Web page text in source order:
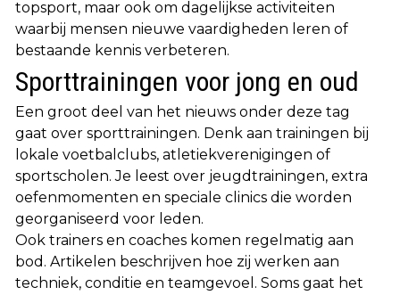
topsport, maar ook om dagelijkse activiteiten
waarbij mensen nieuwe vaardigheden leren of
bestaande kennis verbeteren.
Sporttrainingen voor jong en oud
Een groot deel van het nieuws onder deze tag
gaat over sporttrainingen. Denk aan trainingen bij
lokale voetbalclubs, atletiekverenigingen of
sportscholen. Je leest over jeugdtrainingen, extra
oefenmomenten en speciale clinics die worden
georganiseerd voor leden.
Ook trainers en coaches komen regelmatig aan
bod. Artikelen beschrijven hoe zij werken aan
techniek, conditie en teamgevoel. Soms gaat het